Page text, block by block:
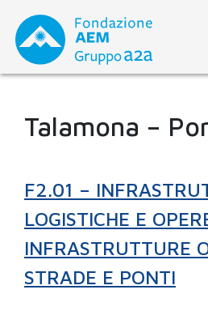
content
Talamona –
F2.01 –
LOGISTICHE E
INFRASTRUTTURE
STRADE E PONTI